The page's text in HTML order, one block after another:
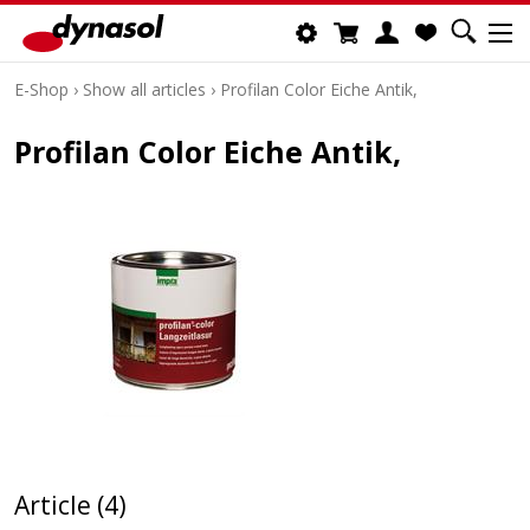
E-Shop › Show all articles › Profilan Color Eiche Antik,
Profilan Color Eiche Antik,
Article (4)